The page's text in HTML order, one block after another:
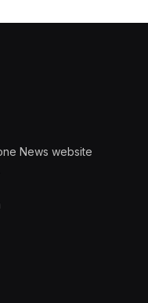
News website